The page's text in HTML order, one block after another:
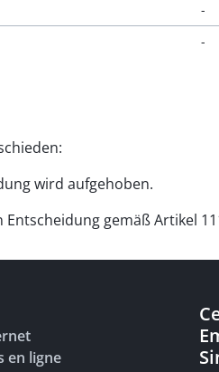
-
-
wird aufgehoben.
gemäß Artikel
en ligne